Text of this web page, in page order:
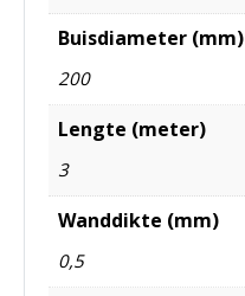
Buisdiameter (mm)
200
Lengte (meter)
3
Wanddikte (mm)
0,5